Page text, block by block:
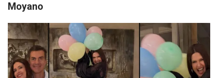
Moyano